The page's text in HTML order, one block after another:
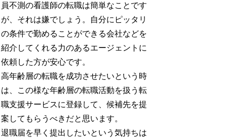
員不測の看護師の転職は簡単なことです
が、それは嫌でしょう。自分にピッタリ
の条件で勤めることができる会社などを
紹介してくれる力のあるエージェントに
依頼した方が安心です。
高年齢層の転職を成功させたいという時
は、この様な年齢層の転職活動を扱う転
職支援サービスに登録して、候補先を提
案してもらうべきだと思います。
退職届を早く提出したいという気持ちは